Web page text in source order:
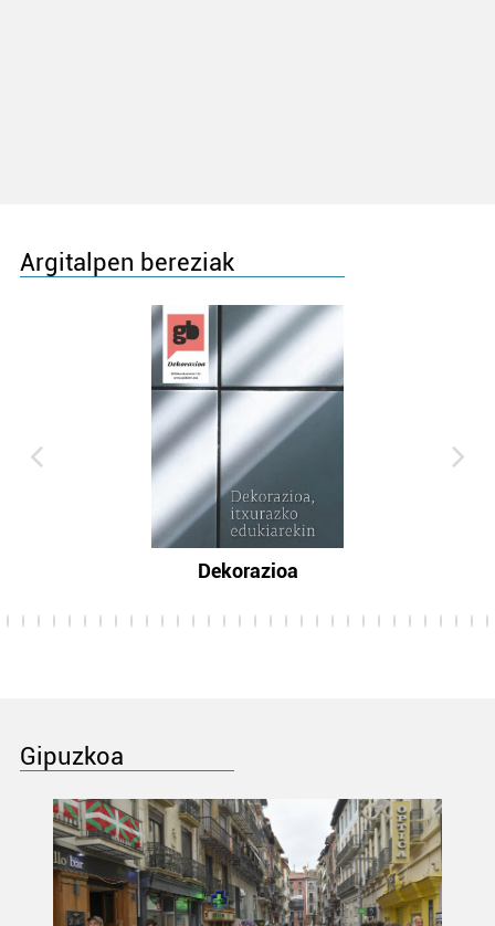
Argitalpen bereziak
Dekorazioa
Gipuzkoa